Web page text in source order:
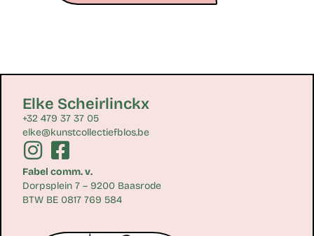
Elke Scheirlinckx
+32 479 37 37 05
elke@kunstcollectiefblos.be
Fabel comm. v.
Dorpsplein 7 – 9200 Baasrode
BTW BE 0817 769 584